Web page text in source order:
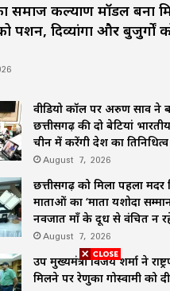
समाज कल्याण मॉडल बना
पेंशन, दिव्यांगों और बुजुर्गों
वीडियो कॉल पर अरुण साव ने
छत्तीसगढ़ की दो बेटियां
चीन में करेंगी देश का प्रतिनिधित्व
August 7, 2026
छत्तीसगढ़ को मिला पहला
माताओं का ‘माता यशोदा
नवजात माँ के दूध से वंचित न
August 7, 2026
उप मुख्यमंत्री विजय शर्मा ने
मिलने पर रेणुका गोस्वामी को